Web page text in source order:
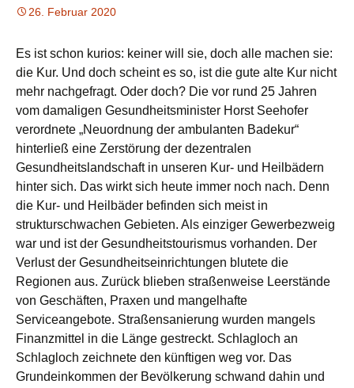
26. Februar 2020
Es ist schon kurios: keiner will sie, doch alle machen sie:
die Kur. Und doch scheint es so, ist die gute alte Kur nicht
mehr nachgefragt. Oder doch? Die vor rund 25 Jahren
vom damaligen Gesundheitsminister Horst Seehofer
verordnete „Neuordnung der ambulanten Badekur“
hinterließ eine Zerstörung der dezentralen
Gesundheitslandschaft in unseren Kur- und Heilbädern
hinter sich. Das wirktsich heute immer noch nach. Denn
die Kur- und Heilbäder befinden sich meistin
strukturschwachen Gebieten. Als einziger Gewerbezweig
war und ist der Gesundheitstourismus vorhanden. Der
Verlust der Gesundheitseinrichtungen blutete die
Regionen aus. Zurück blieben straßenweise Leerstände
von Geschäften, Praxen und mangelhafte
Serviceangebote. Straßensanierung wurden mangels
Finanzmittel in die Länge gestreckt. Schlagloch an
Schlagloch zeichnete den künftigen weg vor. Das
Grundeinkommen der Bevölkerung schwand dahin und